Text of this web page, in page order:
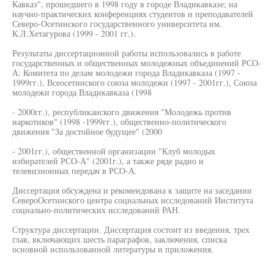
Кавказ", прошедшего в 1998 году в городе Владикавказе; на
научно-практических конференциях студентов и преподавателей
Северо-Осетинского государственного университета им.
К.Л.Хетагурова (1999 - 2001 гг.).
Результаты диссертационной работы использовались в работе
государственных и общественных молодежных объединений РСО-
А: Комитета по делам молодежи города Владикавказа (1997 -
1999гг.), Всеосетинского союза молодежи (1997 - 2001гг.), Союза
молодежи города Владикавказа (1998
- 2000гг.), республиканского движения "Молодежь против
наркотиков" (1998 -1999гг.), общественно-политического
движения "За достойное будущее" (2000
- 2001гг.), общественной организации "Клуб молодых
избирателей РСО-А" (2001г.), а также ряде радио и
телевизионных передач в РСО-А.
Диссертация обсуждена и рекомендована к защите на заседании
СевероОсетинского центра социальных исследований Института
социально-политических исследований РАН.
Структура диссертации. Диссертация состоит из введения, трех
глав, включающих шесть параграфов, заключения, списка
основной использованной литературы и приложения.